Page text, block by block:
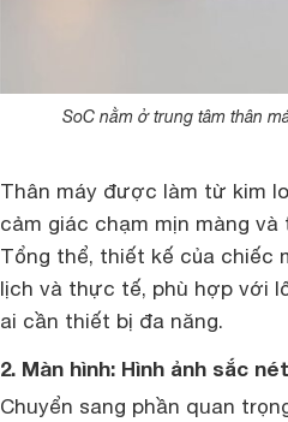
SoC nằm ở trung tâm thân
Thân máy được làm từ kim
cảm giác chạm mịn màng
Tổng thể, thiết kế của chiếc
lịch và thực tế, phù hợp với
ai cần thiết bị đa năng.
2. Màn hình: Hình ảnh sắc
Chuyển sang phần quan